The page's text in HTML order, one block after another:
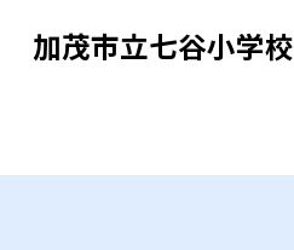
加茂市立七谷小学校